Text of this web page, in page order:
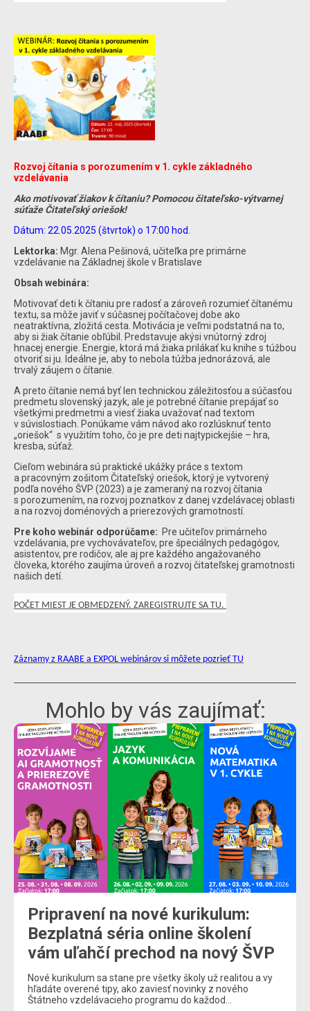
Rozvoj čítania s porozumením v 1. cykle základného
vzdelávania
Ako motivovať žiakov k čítaniu? Pomocou čitateľsko-výtvarnej
súťaže Čitateľský oriešok!
Dátum: 22.05.2025 (štvrtok) o 17:00 hod.
Lektorka: Mgr. Alena Pešinová, učiteľka pre primárne
vzdelávanie na Základnej škole v Bratislave
Obsah webinára:
Motivovať deti k čítaniu pre radosť a zároveň rozumieť čítanému
textu, sa môže javiť v súčasnej počítačovej dobe ako
neatraktívna, zložitá cesta. Motivácia je veľmi podstatná na to,
aby si žiak čítanie obľúbil. Predstavuje akýsi vnútorný zdroj
hnacej energie. Energie, ktorá má žiaka prilákať ku knihe s túžbou
otvoriť si ju. Ideálne je, aby to nebola túžba jednorázová, ale
trvalý záujem o čítanie.
A preto čítanie nemá byť len technickou záležitosťou a súčasťou
predmetu slovenský jazyk, ale je potrebné čítanie prepájať so
všetkými predmetmi a viesť žiaka uvažovať nad textom
v súvislostiach. Ponúkame vám návod ako rozlúsknuť tento
„oriešok“ s využitím toho, čo je pre deti najtypickejšie – hra,
kresba, súťaž.
Cieľom webinára sú praktické ukážky práce s textom
a pracovným zošitom Čitateľský oriešok, ktorý je vytvorený
podľa nového ŠVP (2023) a je zameraný na rozvoj čítania
s porozumením, na rozvoj poznatkov z danej vzdelávacej oblasti
a na rozvoj doménových a prierezových gramotností.
Pre koho webinár odporúčame: Pre učiteľov primárneho
vzdelávania, pre vychovávateľov, pre špeciálnych pedagógov,
asistentov, pre rodičov, ale aj pre každého angažovaného
človeka, ktorého zaujíma úroveň a rozvoj čitateľskej gramotnosti
našich detí.
POČET MIEST JE OBMEDZENÝ. ZAREGISTRUJTE SA TU.
Záznamy z RAABE a EXPOL webinárov si môžete pozrieť TU
Mohlo by vás zaujímať:
Pripravení na nové kurikulum:
Bezplatná séria online školení
vám uľahčí prechod na nový ŠVP
Nové kurikulum sa stane pre všetky školy už realitou a vy
hľadáte overené tipy, ako zaviesť novinky z nového
Štátneho vzdelávacieho programu do každod...